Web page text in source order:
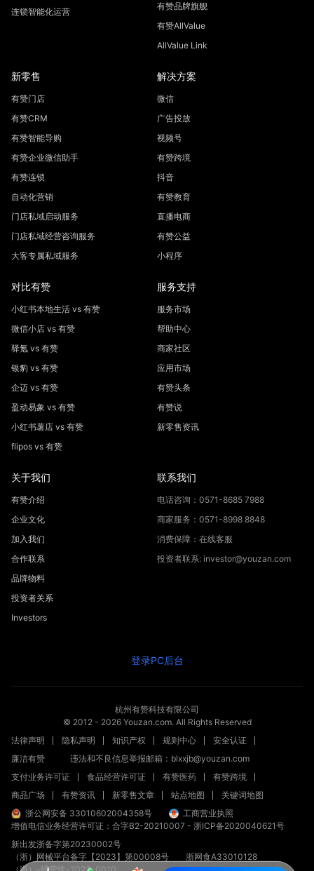
连锁智能化运营
有赞品牌旗舰
有赞AllValue
AllValue Link
新零售
有赞门店
有赞CRM
有赞智能导购
有赞企业微信助手
有赞连锁
自动化营销
门店私域启动服务
门店私域经营咨询服务
大客专属私域服务
解决方案
微信
广告投放
视频号
有赞跨境
抖音
有赞教育
直播电商
有赞公益
小程序
对比有赞
小红书本地生活 vs 有赞
微信小店 vs 有赞
驿氪 vs 有赞
银豹 vs 有赞
企迈 vs 有赞
盈动易象 vs 有赞
小红书薯店 vs 有赞
flipos vs 有赞
服务支持
服务市场
帮助中心
商家社区
应用市场
有赞头条
有赞说
新零售资讯
关于我们
有赞介绍
企业文化
加入我们
合作联系
品牌物料
投资者关系
Investors
联系我们
电话咨询：0571-8685 7988
商家服务：0571-8998 8848
消费保障：在线客服
投资者联系: investor@youzan.com
登录PC后台
杭州有赞科技有限公司
© 2012 - 2026Youzan.com. All Rights Reserved
法律声明
隐私声明 知识产权 规则中心
安全认证
廉洁有赞
违法和不良信息举报邮箱：blxxjb@youzan.com
支付业务许可证
食品经营许可证 有赞医药
有赞跨境
商品广场
有赞资讯 新零售文章 站点地图
关键词地图
浙公网安备 33010602004358号
工商营业执照
增值电信业务经营许可证：合字B2-20210007 - 浙ICP备2020040621号
新出发浙备字第20230002号
（浙）网械平台备字【2023】第00008号
浙网食A33010128